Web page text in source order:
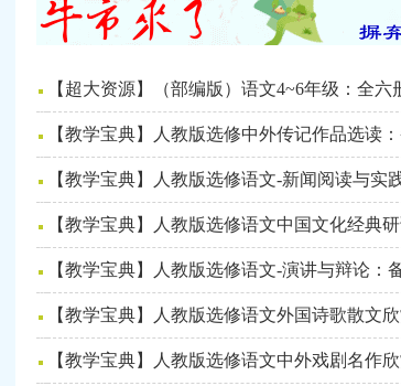
【超大资源】（部编版）语文4~6年级：全
【教学宝典】人教版选修中外传记作品选读
【教学宝典】人教版选修语文-新闻阅读与实
【教学宝典】人教版选修语文中国文化经典
【教学宝典】人教版选修语文-演讲与辩论：
【教学宝典】人教版选修语文外国诗歌散文
【教学宝典】人教版选修语文中外戏剧名作